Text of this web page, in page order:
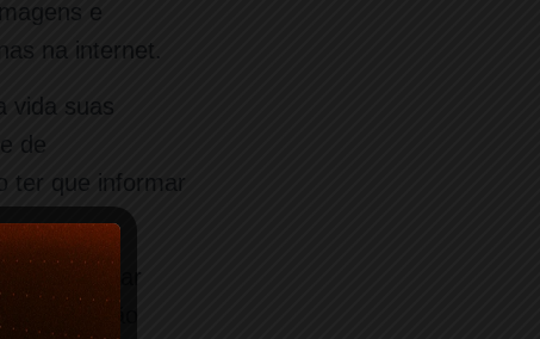
e
na internet.
vida suas
de
ter que informar
diz, é coletar
que são